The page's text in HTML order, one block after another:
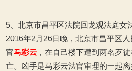
5、北京市昌平区法院回龙观法庭女
2016年2月26日晚，北京市昌平区
官马彩云 ，在自己楼下遭到两名歹
亡。凶手是马彩云法官审理的一起